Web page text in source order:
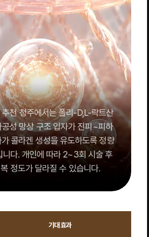
천 청주에서는 폴리-D,L-락트산
성 망상 구조 입자가 진피~피하
콜라겐 생성을 유도하도록 정량
니다. 개인에 따라 2~3회 시술 후
정도가 달라질 수 있습니다.
기대 효과